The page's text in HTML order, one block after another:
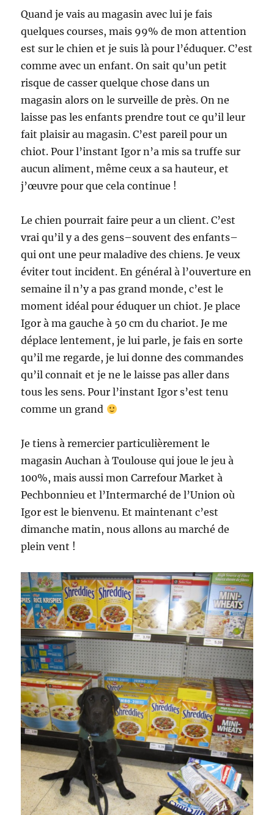
Quand je vais au magasin avec lui je fais
quelques courses, mais 99% de mon attention
est sur le chien et je suis là pour l’éduquer. C’est
comme avec un enfant. On sait qu’un petit
risque de casser quelque chose dans un
magasin alors on le surveille de près. On ne
laisse pas les enfants prendre tout ce qu’il leur
fait plaisir au magasin. C’est pareil pour un
chiot. Pour l’instant Igor n’a mis sa truffe sur
aucun aliment, même ceux a sa hauteur, et
j’œuvre pour que cela continue !
Le chien pourrait faire peur a un client. C’est
vrai qu’il y a des gens–souvent des enfants–
qui ont une peur maladive des chiens. Je veux
éviter tout incident. En général à l’ouverture en
semaine il n’y a pas grand monde, c’est le
moment idéal pour éduquer un chiot. Je place
Igor à ma gauche à 50 cm du chariot. Je me
déplace lentement, je lui parle, je fais en sorte
qu’il me regarde, je lui donne des commandes
qu’il connait et je ne le laisse pas aller dans
tous les sens. Pour l’instant Igor s’est tenu
comme un grand
Je tiens à remercier particulièrement le
magasin Auchan à Toulouse qui joue le jeu à
100%, mais aussi mon Carrefour Market à
Pechbonnieu et l’Intermarché de l’Union où
Igor est le bienvenu. Et maintenant c’est
dimanche matin, nous allons au marché de
plein vent !